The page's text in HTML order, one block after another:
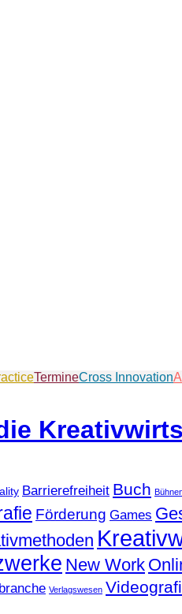
TermineCross Innovation
Barrierefreiheit Buch
Förderung Games
New Work
Verlagswesen